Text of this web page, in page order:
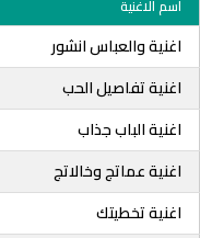
اسم الاغنية
اغنية والعباس انشور
اغنية تفاصيل الحب
اغنية الباب جذاب
اغنية عماتج وخالاتج
اغنية تخطيتك